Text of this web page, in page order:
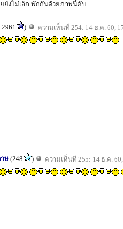
ยังไม่เลิก พักกันด้วยภาพนี้คับ.
) ความเห็นที่ 254: 14 ธ.ค. 60,
ษ (248 ) ความเห็นที่ 255: 14 ธ.ค.